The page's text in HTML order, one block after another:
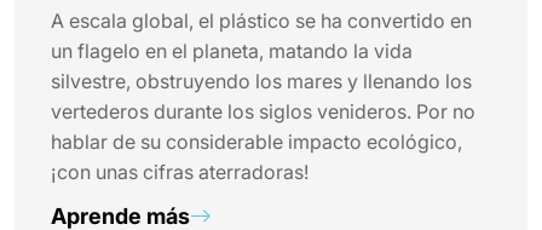
A escala global, el plástico se ha convertido en
un flagelo en el planeta, matando la vida
silvestre, obstruyendo los mares y llenando los
vertederos durante los siglos venideros. Por no
hablar de su considerable impacto ecológico,
¡con unas cifras aterradoras!
Aprende más